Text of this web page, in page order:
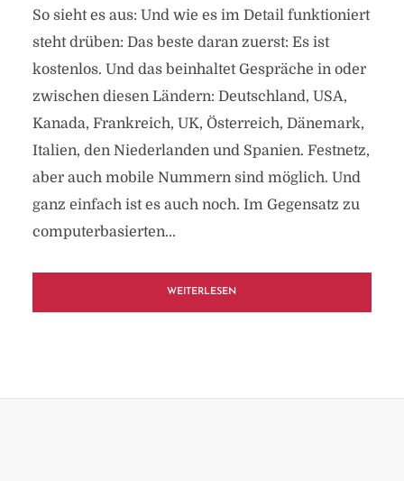
So sieht es aus: Und wie es im Detail funktioniert
steht drüben: Das beste daran zuerst: Es ist
kostenlos. Und das beinhaltet Gespräche in oder
zwischen diesen Ländern: Deutschland, USA,
Kanada, Frankreich, UK, Österreich, Dänemark,
Italien, den Niederlanden und Spanien. Festnetz,
aber auch mobile Nummern sind möglich. Und
ganz einfach ist es auch noch. Im Gegensatz zu
computerbasierten...
WEITERLESEN